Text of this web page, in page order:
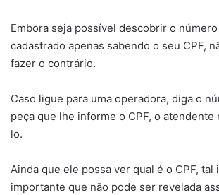
Embora seja possível descobrir o
cadastrado apenas sabendo o seu CPF,
fazer o contrário.
Caso ligue para uma operadora, diga o
peça que lhe informe o CPF, o atendente
lo.
Ainda que ele possa ver qual é o CPF, tal
importante que não pode ser revelada